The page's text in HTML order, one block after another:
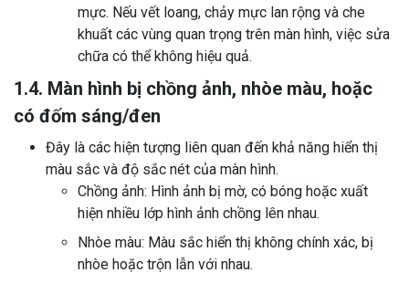
mực. Nếu vết loang, chảy mực lan rộng và che
khuất các vùng quan trọng trên màn hình, việc sửa
chữa có thể không hiệu quả.
1.4. Màn hình bị chồng ảnh, nhòe màu, hoặc
có đốm sáng/đen
Đây là các hiện tượng liên quan đến khả năng hiển thị
màu sắc và độ sắc nét của màn hình.
Chồng ảnh: Hình ảnh bị mờ, có bóng hoặc xuất
hiện nhiều lớp hình ảnh chồng lên nhau.
Nhòe màu: Màu sắc hiển thị không chính xác, bị
nhòe hoặc trộn lẫn với nhau.